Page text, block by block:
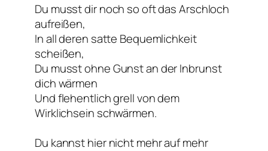
Du musst dir noch so oft das Arschloch
aufreißen,
In all deren satte Bequemlichkeit
scheißen,
Du musst ohne Gunst an der Inbrunst
dich wärmen
Und flehentlich grell von dem
Wirklichsein schwärmen.
Du kannst hier nicht mehr auf mehr